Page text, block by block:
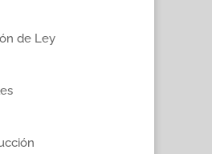
de Ley